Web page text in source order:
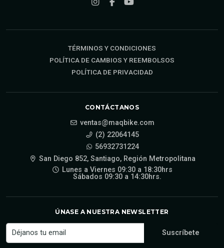
TÉRMINOS Y CONDICIONES
POLÍTICA DE CAMBIOS Y REEMBOLSOS
POLÍTICA DE PRIVACIDAD
CONTÁCTANOS
ventas@maqbike.com
(2) 22064145
56932731224
San Diego 852, Santiago, Región Metropolitana
Lunes a Viernes 09:30 a 18:30hrs
Sábados 09:30 a 14:30hrs.
ÚNASE A NUESTRA NEWSLETTER